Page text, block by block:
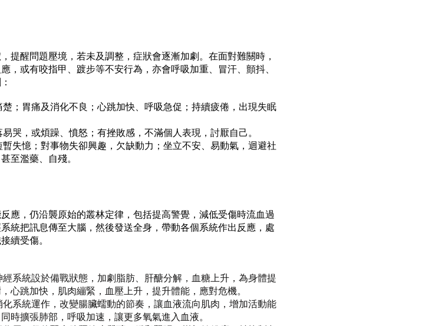
提醒問題壓境，若未及調整，症狀會逐漸加劇。在面對難關時，
，或有咬指甲、踱步等不安行為，亦會呼吸加重、冒汗、顫抖、
；胃痛及消化不良；心跳加快、呼吸急促；持續疲倦，出現失眠
哭，或煩躁、憤怒；有挫敗感，不滿個人表現，討厭自己。
失憶；對事物失卻興趣，欠缺動力；坐立不安、易動氣，迴避社
至濫藥、自殘。
應，仍沿襲原始的叢林定律，包括提高警覺，減低受傷時流血過
統把訊息傳至大腦，然後發送全身，帶動各個系統作出反應，處
續受傷。
系統設於備戰狀態，加劇脂肪、肝醣分解，血糖上升，為身體提
心跳加快，肌肉繃緊，血壓上升，提升體能，應對危機。
系統運作，改變腸臟蠕動的節奏，讓血液流向肌肉，增加活動能
時擴張肺部，呼吸加速，讓更多氧氣進入血液。